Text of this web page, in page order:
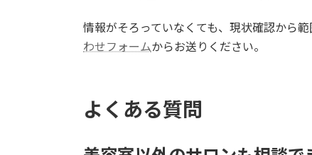
情報がそろっていなくても、現状確認から
わせフォームからお送りください。
よくある質問